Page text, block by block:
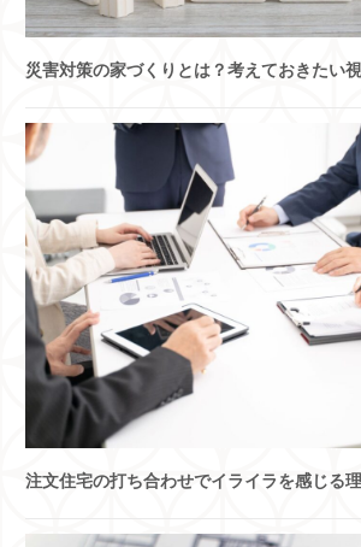
災害対策の家づくりとは？考えておきたい
注文住宅の打ち合わせでイライラを感じる